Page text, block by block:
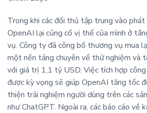
Trong khi các đối thủ tập trung vào phát
OpenAI lại củng cố vị thế của mình ở
vụ. Công ty đã công bố thương vụ mua
một nền tảng chuyên về thử nghiệm và
với giá trị 1,1 tỷ USD. Việc tích hợp
được kỳ vọng sẽ giúp OpenAI tăng tốc
thiện trải nghiệm người dùng trên các
như ChatGPT. Ngoài ra, các báo cáo về